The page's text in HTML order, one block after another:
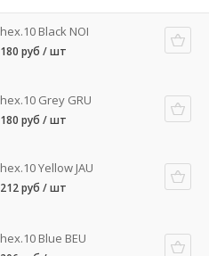
hex.10 Black NOI
180 руб / шт
hex.10 Grey GRU
180 руб / шт
hex.10 Yellow JAU
212 руб / шт
hex.10 Blue BEU